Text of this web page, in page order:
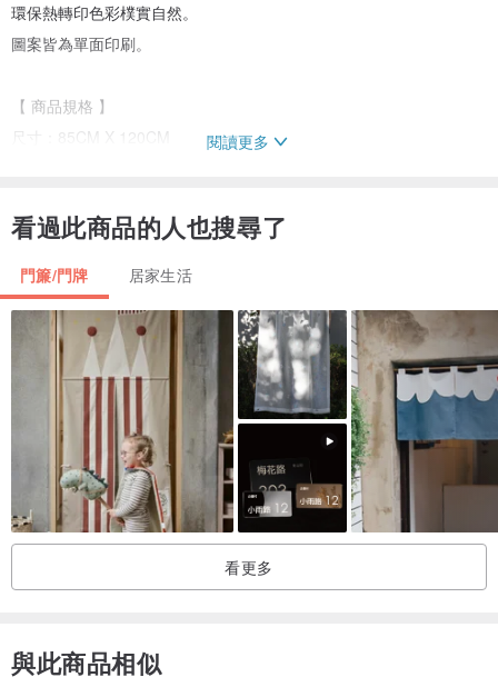
環保熱轉印色彩樸實自然。
圖案皆為單面印刷。
【 商品規格 】
尺寸：85CM X 120CM
閱讀更多
看過此商品的人也搜尋了
門簾/門牌 居家生活
看更多
與此商品相似